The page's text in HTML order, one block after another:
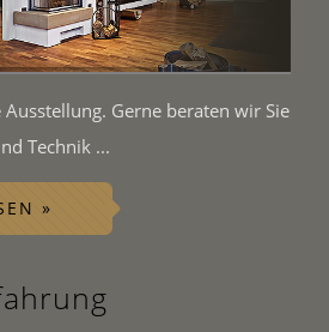
Ausstellung. Gerne beraten wir Sie
Technik ...
»